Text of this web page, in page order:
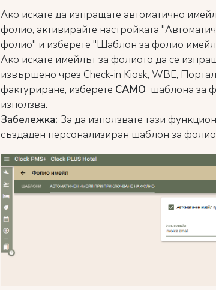
Ако искате да изпращате автоматично
фолио, активирайте настройката
фолио" и изберете "Шаблон за фолио
Ако искате имейлът за фолиото да се
извършено чрез Check-in Kiosk, WBE,
фактуриране, изберете САМО шаблона за
използва.
Забележка: За да използвате тази
създаден персонализиран шаблон за